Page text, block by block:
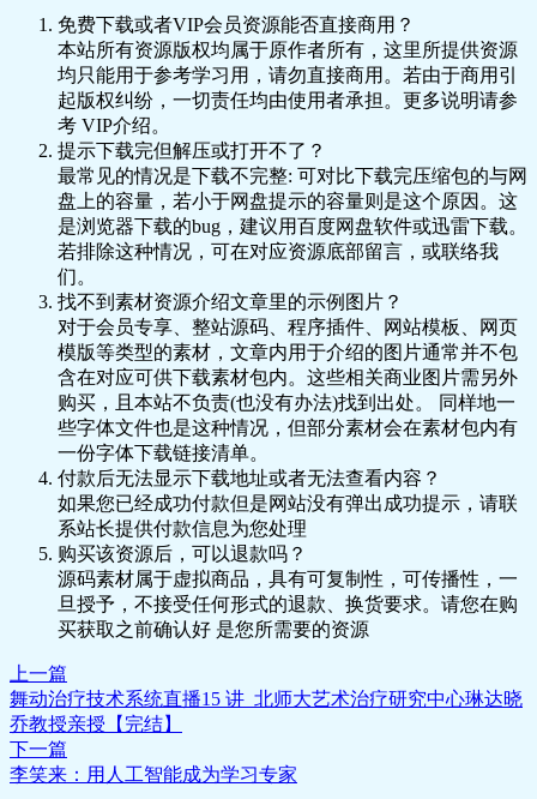
免费下载或者VIP会员资源能否直接商用？
本站所有资源版权均属于原作者所有，这里所提供资源
均只能用于参考学习用，请勿直接商用。若由于商用引
起版权纠纷，一切责任均由使用者承担。更多说明请参
考 VIP介绍。
提示下载完但解压或打开不了？
最常见的情况是下载不完整: 可对比下载完压缩包的与网
盘上的容量，若小于网盘提示的容量则是这个原因。这
是浏览器下载的bug，建议用百度网盘软件或迅雷下载。
若排除这种情况，可在对应资源底部留言，或联络我
们。
找不到素材资源介绍文章里的示例图片？
对于会员专享、整站源码、程序插件、网站模板、网页
模版等类型的素材，文章内用于介绍的图片通常并不包
含在对应可供下载素材包内。这些相关商业图片需另外
购买，且本站不负责(也没有办法)找到出处。 同样地一
些字体文件也是这种情况，但部分素材会在素材包内有
一份字体下载链接清单。
付款后无法显示下载地址或者无法查看内容？
如果您已经成功付款但是网站没有弹出成功提示，请联
系站长提供付款信息为您处理
购买该资源后，可以退款吗？
源码素材属于虚拟商品，具有可复制性，可传播性，一
旦授予，不接受任何形式的退款、换货要求。请您在购
买获取之前确认好 是您所需要的资源
上一篇
舞动治疗技术系统直播15 讲_北师大艺术治疗研究中心琳达晓
乔教授亲授【完结】
下一篇
李笑来：用人工智能成为学习专家